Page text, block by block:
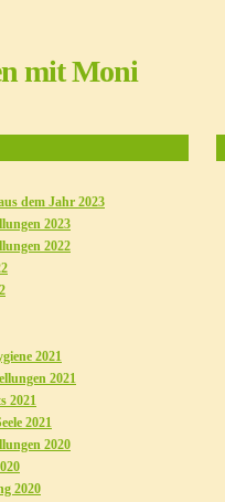
mit Moni
dem Jahr 2023
2023
2022
2021
2021
2021
2021
2020
2020